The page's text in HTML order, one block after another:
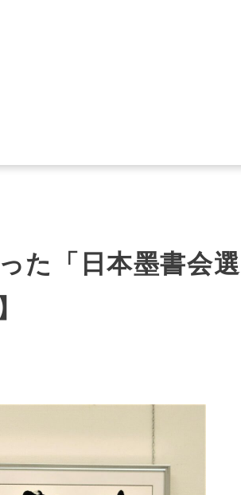
た「日本墨書会選